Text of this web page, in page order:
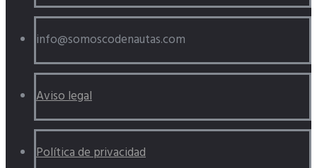
info@somoscodenautas.com
Aviso legal
Política de privacidad